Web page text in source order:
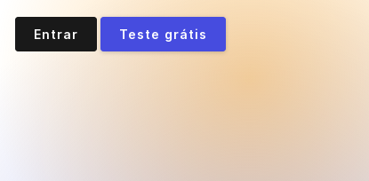
Entrar Teste grátis